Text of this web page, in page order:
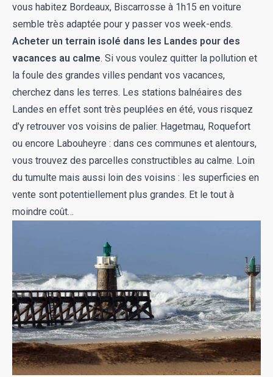
vous habitez Bordeaux, Biscarrosse à 1h15 en voiture
semble très adaptée pour y passer vos week-ends.
Acheter un terrain isolé dans les Landes pour des
vacances au calme. Si vous voulez quitter la pollution et
la foule des grandes villes pendant vos vacances,
cherchez dans les terres. Les stations balnéaires des
Landes en effet sont très peuplées en été, vous risquez
d’y retrouver vos voisins de palier. Hagetmau, Roquefort
ou encore Labouheyre : dans ces communes et alentours,
vous trouvez des parcelles constructibles au calme. Loin
du tumulte mais aussi loin des voisins : les superficies en
vente sont potentiellement plus grandes. Et le tout à
moindre coût…